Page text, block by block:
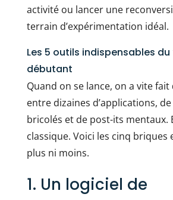
activité ou lancer une
terrain d’expérimentation idéal.
Les 5 outils indispensables
débutant
Quand on se lance, on a vite fait
entre dizaines d’applications,
bricolés et de post-its mentaux.
classique. Voici les cinq briques
plus ni moins.
1. Un logiciel de